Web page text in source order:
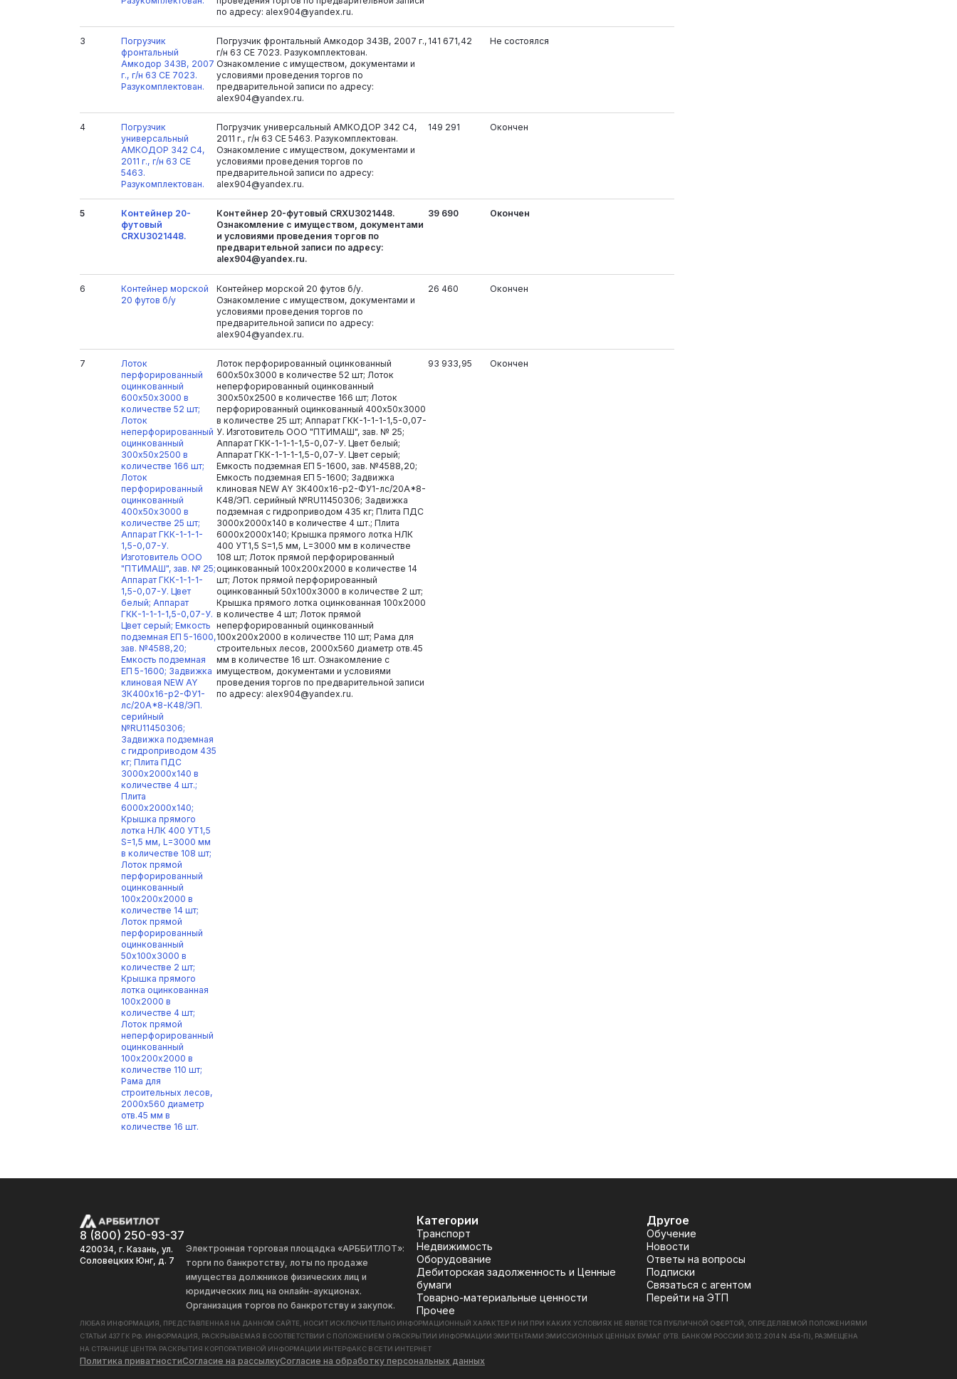
по адресу: alex904@yandex.ru.
3
Погрузчик
фронтальный
Амкодор 343В, 2007
г., г/н 63 СЕ 7023.
Разукомплектован.
Погрузчик фронтальный Амкодор 343В, 2007 г.,
г/н 63 СЕ 7023. Разукомплектован.
Ознакомление с имуществом, документами и
условиями проведения торгов по
предварительной записи по адресу:
alex904@yandex.ru.
141 671,42 Не состоялся
4
Погрузчик
универсальный
АМКОДОР 342 С4,
2011 г., г/н 63 СЕ
5463.
Разукомплектован.
Погрузчик универсальный АМКОДОР 342 С4,
2011 г., г/н 63 СЕ 5463. Разукомплектован.
Ознакомление с имуществом, документами и
условиями проведения торгов по
предварительной записи по адресу:
alex904@yandex.ru.
149 291 Окончен
5
Контейнер 20-
футовый
CRXU3021448.
Контейнер 20-футовый CRXU3021448.
Ознакомление с имуществом, документами
и условиями проведения торгов по
предварительной записи по адресу:
alex904@yandex.ru.
39 690 Окончен
6
Контейнер морской
20 футов б/у
Контейнер морской 20 футов б/у.
Ознакомление с имуществом, документами и
условиями проведения торгов по
предварительной записи по адресу:
alex904@yandex.ru.
26 460 Окончен
7
Лоток
перфорированный
оцинкованный
600х50х3000 в
количестве 52 шт;
Лоток
неперфорированный
оцинкованный
300х50х2500 в
количестве 166 шт;
Лоток
перфорированный
оцинкованный
400х50х3000 в
количестве 25 шт;
Аппарат ГКК-1-1-1-
1,5-0,07-У.
Изготовитель ООО
"ПТИМАШ", зав. № 25;
Аппарат ГКК-1-1-1-
1,5-0,07-У. Цвет
белый; Аппарат
ГКК-1-1-1-1,5-0,07-У.
Цвет серый; Емкость
подземная ЕП 5-1600,
зав. №4588,20;
Емкость подземная
ЕП 5-1600; Задвижка
клиновая NEW AY
ЗК400х16-р2-ФУ1-
лс/20А*8-К48/ЭП.​
серийный
№RU11450306;
Задвижка подземная
с гидроприводом 435
кг; Плита ПДС
3000х2000х140 в
количестве 4 шт.;
Плита
6000х2000х140;
Крышка прямого
лотка НЛК 400 УТ1,5
S=1,5 мм, L=3000 мм
в количестве 108 шт;
Лоток прямой
перфорированный
оцинкованный
100х200х2000 в
количестве 14 шт;
Лоток прямой
перфорированный
оцинкованный
50х100х3000 в
количестве 2 шт;
Крышка прямого
лотка оцинкованная
100х2000 в
количестве 4 шт;
Лоток прямой
неперфорированный
оцинкованный
100х200х2000 в
количестве 110 шт;
Рама для
строительных лесов,
2000х560 диаметр
отв.45 мм в
количестве 16 шт.
Лоток перфорированный оцинкованный
600х50х3000 в количестве 52 шт; Лоток
неперфорированный оцинкованный
300х50х2500 в количестве 166 шт; Лоток
перфорированный оцинкованный 400х50х3000
в количестве 25 шт; Аппарат ГКК-1-1-1-1,5-0,07-
У. Изготовитель ООО "ПТИМАШ", зав. № 25;
Аппарат ГКК-1-1-1-1,5-0,07-У. Цвет белый;
Аппарат ГКК-1-1-1-1,5-0,07-У. Цвет серый;
Емкость подземная ЕП 5-1600, зав. №4588,20;
Емкость подземная ЕП 5-1600; Задвижка
клиновая NEW AY ЗК400х16-р2-ФУ1-лс/20А*8-
К48/ЭП.​ серийный №RU11450306; Задвижка
подземная с гидроприводом 435 кг; Плита ПДС
3000х2000х140 в количестве 4 шт.; Плита
6000х2000х140; Крышка прямого лотка НЛК
400 УТ1,5 S=1,5 мм, L=3000 мм в количестве
108 шт; Лоток прямой перфорированный
оцинкованный 100х200х2000 в количестве 14
шт; Лоток прямой перфорированный
оцинкованный 50х100х3000 в количестве 2 шт;
Крышка прямого лотка оцинкованная 100х2000
в количестве 4 шт; Лоток прямой
неперфорированный оцинкованный
100х200х2000 в количестве 110 шт; Рама для
строительных лесов, 2000х560 диаметр отв.45
мм в количестве 16 шт. Ознакомление с
имуществом, документами и условиями
проведения торгов по предварительной записи
по адресу: alex904@yandex.ru.
93 933,95 Окончен
8 (800) 250-93-37
420034, г. Казань, ул.
Соловецких Юнг, д. 7
Электронная торговая площадка «АРББИТЛОТ»:
торги по банкротству, лоты по продаже
имущества должников физических лиц и
юридических лиц на онлайн-аукционах.
Организация торгов по банкротству и закупок.
Категории
Транспорт
Недвижимость
Оборудование
Дебиторская задолженность и Ценные
бумаги
Товарно-материальные ценности
Прочее
Другое
Обучение
Новости
Ответы на вопросы
Подписки
Связаться с агентом
Перейти на ЭТП
ЛЮБАЯ ИНФОРМАЦИЯ, ПРЕДСТАВЛЕННАЯ НА ДАННОМ САЙТЕ, НОСИТ ИСКЛЮЧИТЕЛЬНО ИНФОРМАЦИОННЫЙ ХАРАКТЕР И НИ ПРИ КАКИХ УСЛОВИЯХ НЕ ЯВЛЯЕТСЯ ПУБЛИЧНОЙ ОФЕРТОЙ, ОПРЕДЕЛЯЕМОЙ ПОЛОЖЕНИЯМИ
СТАТЬИ 437 ГК РФ. ИНФОРМАЦИЯ, РАСКРЫВАЕМАЯ В СООТВЕТСТВИИ С ПОЛОЖЕНИЕМ О РАСКРЫТИИ ИНФОРМАЦИИ ЭМИТЕНТАМИ ЭМИССИОННЫХ ЦЕННЫХ БУМАГ (УТВ. БАНКОМ РОССИИ 30.12.2014 N 454-П), РАЗМЕЩЕНА
НА СТРАНИЦЕ ЦЕНТРА РАСКРЫТИЯ КОРПОРАТИВНОЙ ИНФОРМАЦИИ ИНТЕРФАКС В СЕТИ ИНТЕРНЕТ
Политика приватностиСогласие на рассылкуСогласие на обработку персональных данных